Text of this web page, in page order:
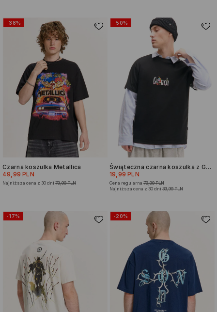
-38%
Czarna koszulka Metallica
49,99 PLN
Najniższa cena z 30 dni 79,99 PLN
-50%
Świąteczna czarna koszulka z Grinchem
19,99 PLN
Cena regularna 79,99 PLN
Najniższa cena z 30 dni 39,99 PLN
-17% -20%